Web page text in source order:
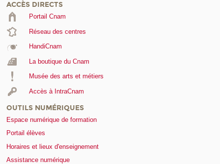
ACCÈS DIRECTS
Portail Cnam
Réseau des centres
HandiCnam
La boutique du Cnam
Musée des arts et métiers
Accès à IntraCnam
OUTILS NUMÉRIQUES
Espace numérique de formation
Portail élèves
Horaires et lieux d'enseignement
Assistance numérique